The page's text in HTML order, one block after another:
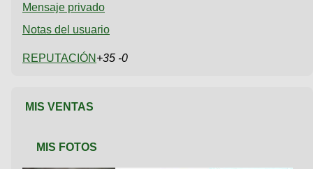
Mensaje privado
Notas del usuario
REPUTACIÓN +35 -0
MIS VENTAS
MIS FOTOS